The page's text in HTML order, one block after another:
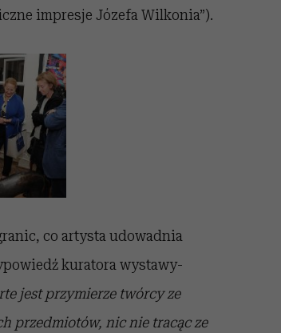
impresje Józefa Wilkonia”).
co artysta udowadnia
kuratora wystawy-
jest przymierze twórcy ze
przedmiotów, nic nie tracąc ze